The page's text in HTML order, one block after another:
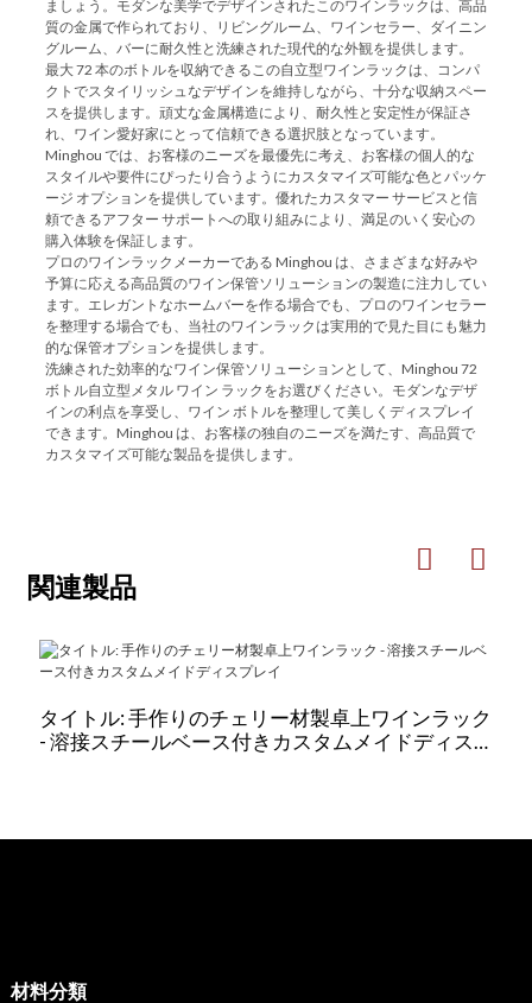
ましょう。モダンな美学でデザインされたこのワインラックは、高品
質の金属で作られており、リビングルーム、ワインセラー、ダイニン
グルーム、バーに耐久性と洗練された現代的な外観を提供します。
最大 72 本のボトルを収納できるこの自立型ワインラックは、コンパ
クトでスタイリッシュなデザインを維持しながら、十分な収納スペー
スを提供します。頑丈な金属構造により、耐久性と安定性が保証さ
れ、ワイン愛好家にとって信頼できる選択肢となっています。
Minghou では、お客様のニーズを最優先に考え、お客様の個人的な
スタイルや要件にぴったり合うようにカスタマイズ可能な色とパッケ
ージ オプションを提供しています。優れたカスタマー サービスと信
頼できるアフター サポートへの取り組みにより、満足のいく安心の
購入体験を保証します。
プロのワインラックメーカーである Minghou は、さまざまな好みや
予算に応える高品質のワイン保管ソリューションの製造に注力してい
ます。エレガントなホームバーを作る場合でも、プロのワインセラー
を整理する場合でも、当社のワインラックは実用的で見た目にも魅力
的な保管オプションを提供します。
洗練された効率的なワイン保管ソリューションとして、Minghou 72
ボトル自立型メタル ワイン ラックをお選びください。モダンなデザ
インの利点を享受し、ワイン ボトルを整理して美しくディスプレイ
できます。Minghou は、お客様の独自のニーズを満たす、高品質で
カスタマイズ可能な製品を提供します。
関連製品
タイトル: 手作りのチェリー材製卓上ワインラック
- 溶接スチールベース付きカスタムメイドディス
材料分類